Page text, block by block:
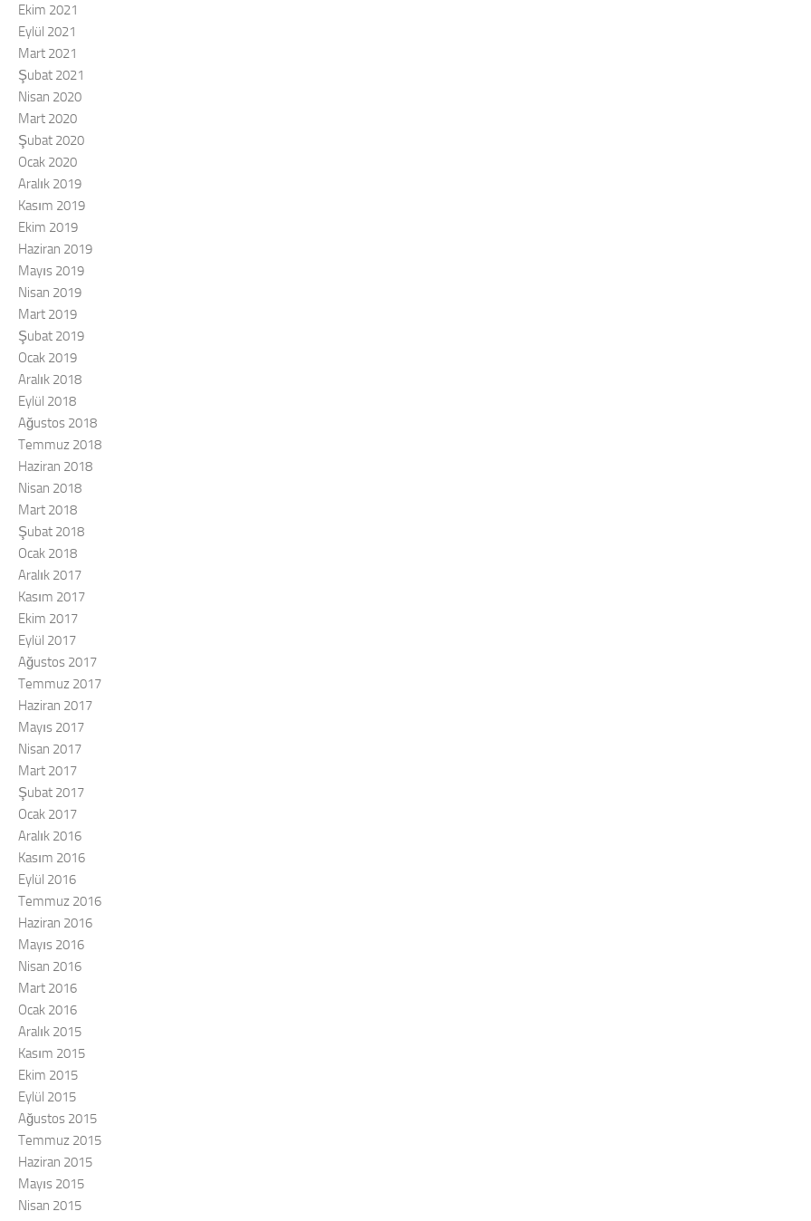
Ekim 2021
Eylül 2021
Mart 2021
Şubat 2021
Nisan 2020
Mart 2020
Şubat 2020
Ocak 2020
Aralık 2019
Kasım 2019
Ekim 2019
Haziran 2019
Mayıs 2019
Nisan 2019
Mart 2019
Şubat 2019
Ocak 2019
Aralık 2018
Eylül 2018
Ağustos 2018
Temmuz 2018
Haziran 2018
Nisan 2018
Mart 2018
Şubat 2018
Ocak 2018
Aralık 2017
Kasım 2017
Ekim 2017
Eylül 2017
Ağustos 2017
Temmuz 2017
Haziran 2017
Mayıs 2017
Nisan 2017
Mart 2017
Şubat 2017
Ocak 2017
Aralık 2016
Kasım 2016
Eylül 2016
Temmuz 2016
Haziran 2016
Mayıs 2016
Nisan 2016
Mart 2016
Ocak 2016
Aralık 2015
Kasım 2015
Ekim 2015
Eylül 2015
Ağustos 2015
Temmuz 2015
Haziran 2015
Mayıs 2015
Nisan 2015